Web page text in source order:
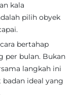
kala
pilih obyek
bertahap
per bulan. Bukan
langkah ini
ideal yang